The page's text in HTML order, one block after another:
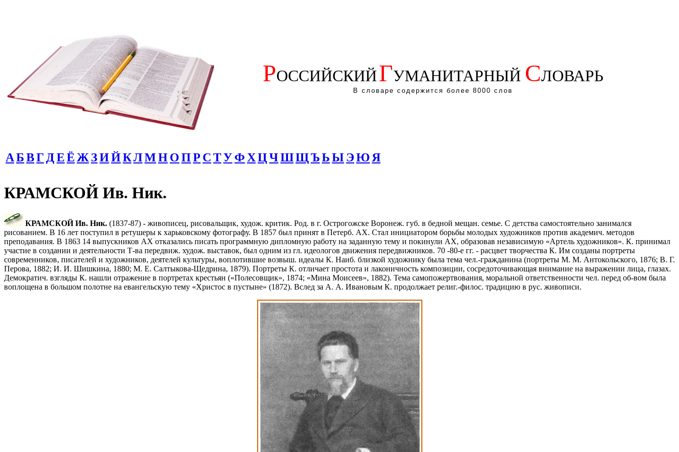
РОССИЙСКИЙГУМАНИТАРНЫЙ СЛОВАРЬ
В словаре содержится более 8000 слов
АБВГ ДЕЁ Ж ЗИЙКЛМНОПР СТУФ ХЦЧШЩЪЬЫЭЮ Я
КРАМСКОЙ Ив. Ник.
КРАМСКОЙ Ив. Ник. (1837-87) - живописец, рисовальщик, худож. критик. Род. в г. Острогожске Воронеж. губ. в бедной мещан. семье. С детства самостоятельно занимался
рисованием. В 16 лет поступил в ретушеры к харьковскому фотографу. В 1857 был принят в Петерб. АХ. Стал инициатором борьбы молодых художников против академич. методов
преподавания. В 1863 14 выпускников АХ отказались писать программную дипломную работу на заданную тему и покинули АХ, образовав независимую «Артель художников». К. принимал
участие в создании и деятельности Т-ва передвиж. худож. выставок, был одним из гл. идеологов движения передвижников. 70 -80-е гг. - расцвет творчества К. Им созданы портреты
современников, писателей и художников, деятелей культуры, воплотившие возвыш. идеалы К. Наиб. близкой художнику была тема чел.-гражданина (портреты М. М. Антокольского, 1876; В. Г.
Перова, 1882; И. И. Шишкина, 1880; М. Е. Салтыкова-Щедрина, 1879). Портреты К. отличает простота и лаконичность композиции, сосредоточивающая внимание на выражении лица, глазах.
Демократич. взгляды К. нашли отражение в портретах крестьян («Полесовщик», 1874; «Мина Моисеев», 1882). Тема самопожертвования, моральной ответственности чел. перед об-вом была
воплощена в большом полотне на евангельскую тему «Христос в пустыне» (1872). Вслед за А. А. Ивановым К. продолжает религ.-филос. традицию в рус. живописи.